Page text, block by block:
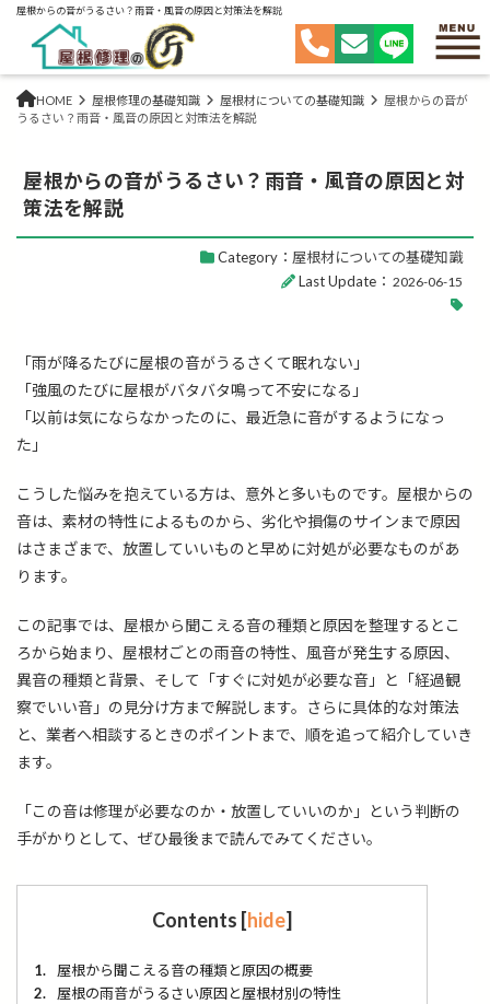
屋根からの音がうるさい？雨音・風音の原因と対策法を解説
HOME 屋根修理の基礎知識 屋根材についての基礎知識
屋根からの音が
うるさい？雨音・風音の原因と対策法を解説
屋根からの音がうるさい？雨音・風音の原因と対
策法を解説
Category： 屋根材についての基礎知識
Last Update： 2026-06-15
「雨が降るたびに屋根の音がうるさくて眠れない」
「強風のたびに屋根がバタバタ鳴って不安になる」
「以前は気にならなかったのに、最近急に音がするようになっ
た」
こうした悩みを抱えている方は、意外と多いものです。屋根からの
音は、素材の特性によるものから、劣化や損傷のサインまで原因
はさまざまで、放置していいものと早めに対処が必要なものがあ
ります。
この記事では、屋根から聞こえる音の種類と原因を整理するとこ
ろから始まり、屋根材ごとの雨音の特性、風音が発生する原因、
異音の種類と背景、そして「すぐに対処が必要な音」と「経過観
察でいい音」の見分け方まで解説します。さらに具体的な対策法
と、業者へ相談するときのポイントまで、順を追って紹介していき
ます。
「この音は修理が必要なのか・放置していいのか」という判断の
手がかりとして、ぜひ最後まで読んでみてください。
Contents [hide]
1.
屋根から聞こえる音の種類と原因の概要
2.
屋根の雨音がうるさい原因と屋根材別の特性